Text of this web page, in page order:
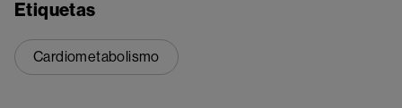
Etiquetas
Cardiometabolismo